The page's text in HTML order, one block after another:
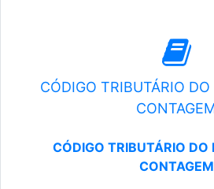
CÓDIGO TRIBUTÁRIO
CÓDIGO TRIBUTÁRIO DO
CONTAGEM